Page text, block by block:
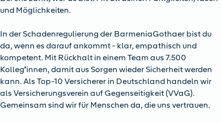
und Möglichkeiten.
In der Schadenregulierung der BarmeniaGothaer bist du
da, wenn es darauf ankommt - klar, empathisch und
kompetent. Mit Rückhalt in einem Team aus 7.500
Kolleg*innen, damit aus Sorgen wieder Sicherheit werden
kann. Als Top-10 Versicherer in Deutschland handeln wir
als Versicherungsverein auf Gegenseitigkeit (VVaG).
Gemeinsam sind wir für Menschen da, die uns vertrauen.